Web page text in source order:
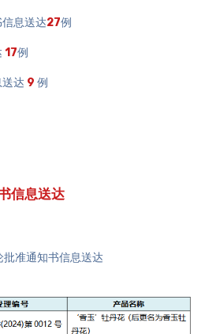
息送达27例
17例
达 9 例
信息送达
准通知书信息送达